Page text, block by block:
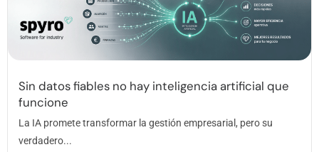
Sin datos fiables no hay inteligencia artificial que
funcione
La IA promete transformar la gestión empresarial, pero su
verdadero...